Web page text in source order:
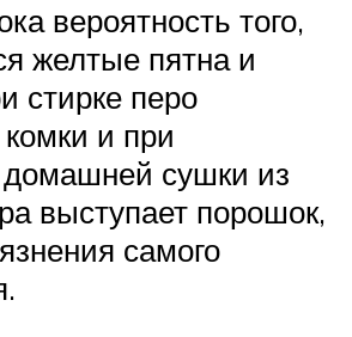
вероятность того,
желтые пятна и
стирке перо
и при
сушки из
выступает порошок,
самого